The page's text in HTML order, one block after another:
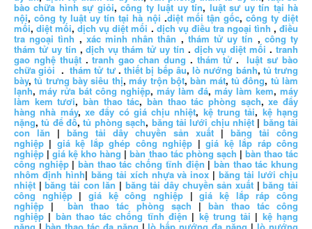
bào chữa hình sự giỏi,công ty luật uy tín, luật sư uy tín tại hà
nội,công ty luật uy tín tại hà nội .diệt mối tận gốc, công ty diệt
mối,diệt mối,dịch vụ diệt mối .dịch vụ điều tra ngoại tình ,điều
tra ngoại tình ,xác minh nhân thân ,thám tử uy tín , công ty
thám tử uy tín ,dịch vụ thám tử uy tín . dịch vụ diệt mối .tranh
gao nghệ thuật.tranh gao chan dung . thám tử.luật sư bào
chữa giỏi .thám tử tư.thiết bị bếp âu,lò nướng bánh, tủ trưng
bày,tủ trưng bày siêu thị,máy trộn bột,bàn mát,tủ đông, tủ làm
lạnh, máy rửa bát công nghiệp, máy làm đá, máy làm kem, máy
làm kem tươi,bàn thao tác,bàn thao tác phòng sạch,xe đẩy
hàng nhà máy, xe đẩy có giá chịu nhiệt, kệ trung tải, kệ hạng
nặng,tủ để đồ,tủ phòng sạch, băng tải lưới chịu nhiệt| băng tải
con lăn | băng tải dây chuyền sản xuất | băng tải công
nghiệp | giá kệ lắp ghép công nghiệp |giá kệ lắp ráp công
nghiệp |giá kệ kho hàng |bàn thao tác phòng sạch | bàn thao tác
công nghiệp|bàn thao tác chống tĩnh điện |bàn thao tác khung
nhôm định hình| băng tải xích nhựa và inox|băng tải lưới chịu
nhiệt |băng tải con lăn | băng tải dây chuyền sản xuất |băng tải
công nghiệp|giá kệ công nghiệp |giá kệ lắp ráp công
nghiệp |bàn thao tác phòng sạch| bàn thao tác công
nghiệp | bàn thao tác chống tĩnh điện | kệ trung tải | kệ hạng